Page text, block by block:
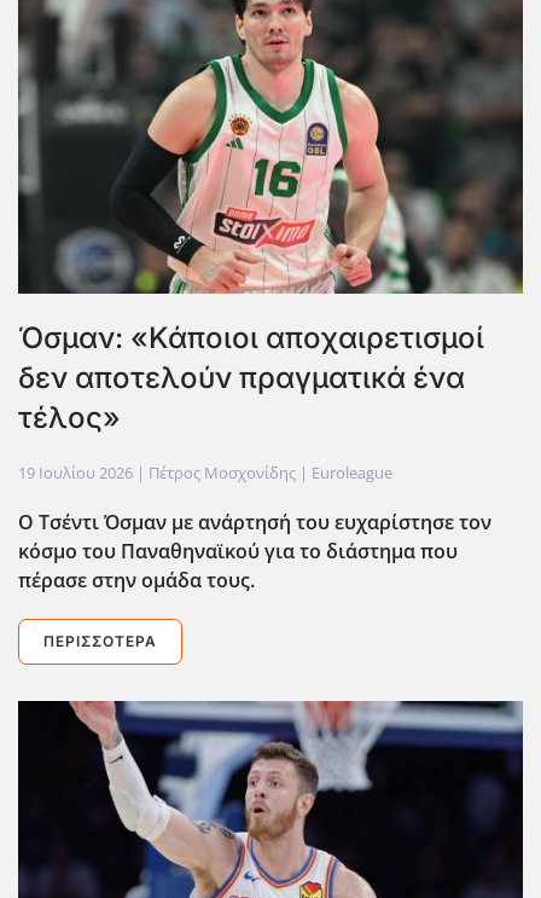
Όσμαν: «Κάποιοι αποχαιρετισμοί
δεν αποτελούν πραγματικά ένα
τέλος»
19 Ιουλίου 2026 | Πέτρος Μοσχονίδης | Euroleague
Ο Τσέντι Όσμαν με ανάρτησ΄η του ευχαρίστησε τον
κόσμο του Παναθηναϊκού για το διάστημα που
πέρασε στην ομάδα τους.
ΠΕΡΙΣΣΌΤΕΡΑ